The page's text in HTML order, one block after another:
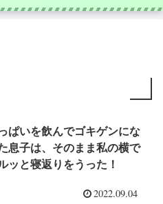
ぱいを飲んでゴキゲンにな
息子は、そのまま私の横で
ッと寝返りをうった！
2022.09.04